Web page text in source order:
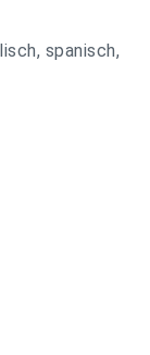
spanisch,